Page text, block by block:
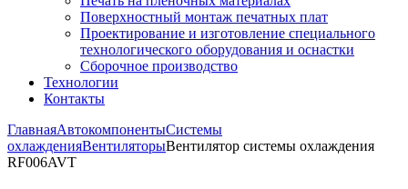
Поверхностный монтаж печатных плат
Проектирование и изготовление специального
технологического оборудования и оснастки
Сборочное производство
Технологии
Контакты
ГлавнаяАвтокомпонентыСистемы
охлажденияВентиляторыВентилятор системы охлаждения
RF006AVT